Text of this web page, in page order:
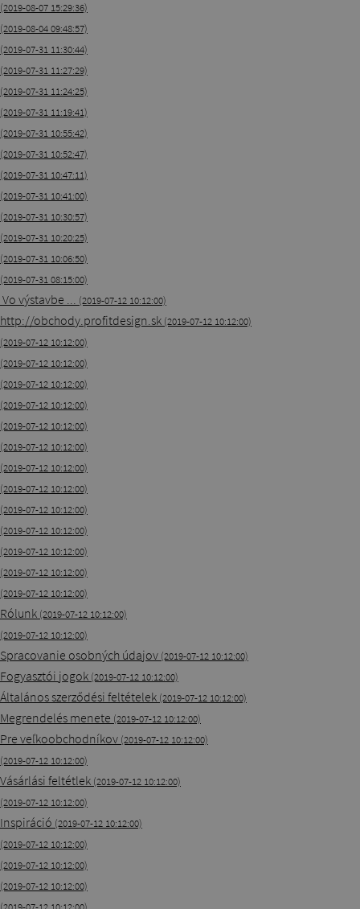
(2019-08-07 15:29:36)
(2019-08-04 09:48:57)
(2019-07-31 11:30:44)
(2019-07-31 11:27:29)
(2019-07-31 11:24:25)
(2019-07-31 11:19:41)
(2019-07-31 10:55:42)
(2019-07-31 10:52:47)
(2019-07-31 10:47:11)
(2019-07-31 10:41:00)
(2019-07-31 10:30:57)
(2019-07-31 10:20:25)
(2019-07-31 10:06:50)
(2019-07-31 08:15:00)
Vo výstavbe ... (2019-07-12 10:12:00)
http://obchody.profitdesign.sk (2019-07-12 10:12:00)
(2019-07-12 10:12:00)
(2019-07-12 10:12:00)
(2019-07-12 10:12:00)
(2019-07-12 10:12:00)
(2019-07-12 10:12:00)
(2019-07-12 10:12:00)
(2019-07-12 10:12:00)
(2019-07-12 10:12:00)
(2019-07-12 10:12:00)
(2019-07-12 10:12:00)
(2019-07-12 10:12:00)
(2019-07-12 10:12:00)
(2019-07-12 10:12:00)
Rólunk (2019-07-12 10:12:00)
(2019-07-12 10:12:00)
Spracovanie osobných údajov (2019-07-12 10:12:00)
Fogyasztói jogok (2019-07-12 10:12:00)
Általános szerződési feltételek (2019-07-12 10:12:00)
Megrendelés menete (2019-07-12 10:12:00)
Pre veľkoobchodníkov (2019-07-12 10:12:00)
(2019-07-12 10:12:00)
Vásárlási feltétlek (2019-07-12 10:12:00)
(2019-07-12 10:12:00)
Inspiráció (2019-07-12 10:12:00)
(2019-07-12 10:12:00)
(2019-07-12 10:12:00)
(2019-07-12 10:12:00)